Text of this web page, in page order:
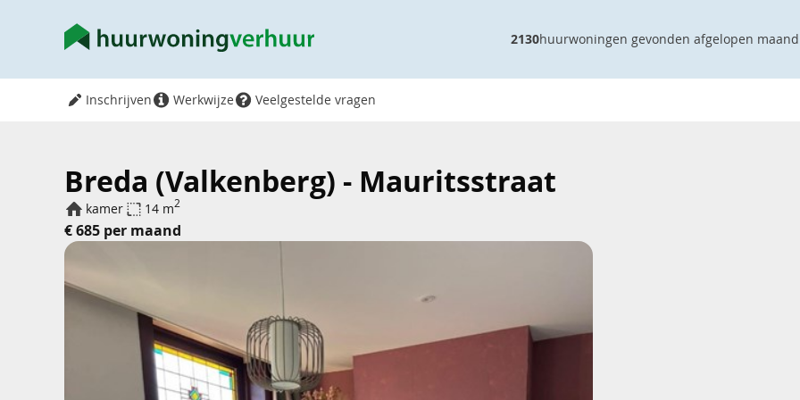
2130huurwoningen gevonden afgelopen maand
Inschrijven Werkwijze Veelgestelde vragen
Breda (Valkenberg) - Mauritsstraat
kamer 14 m2
€ 685 per maand